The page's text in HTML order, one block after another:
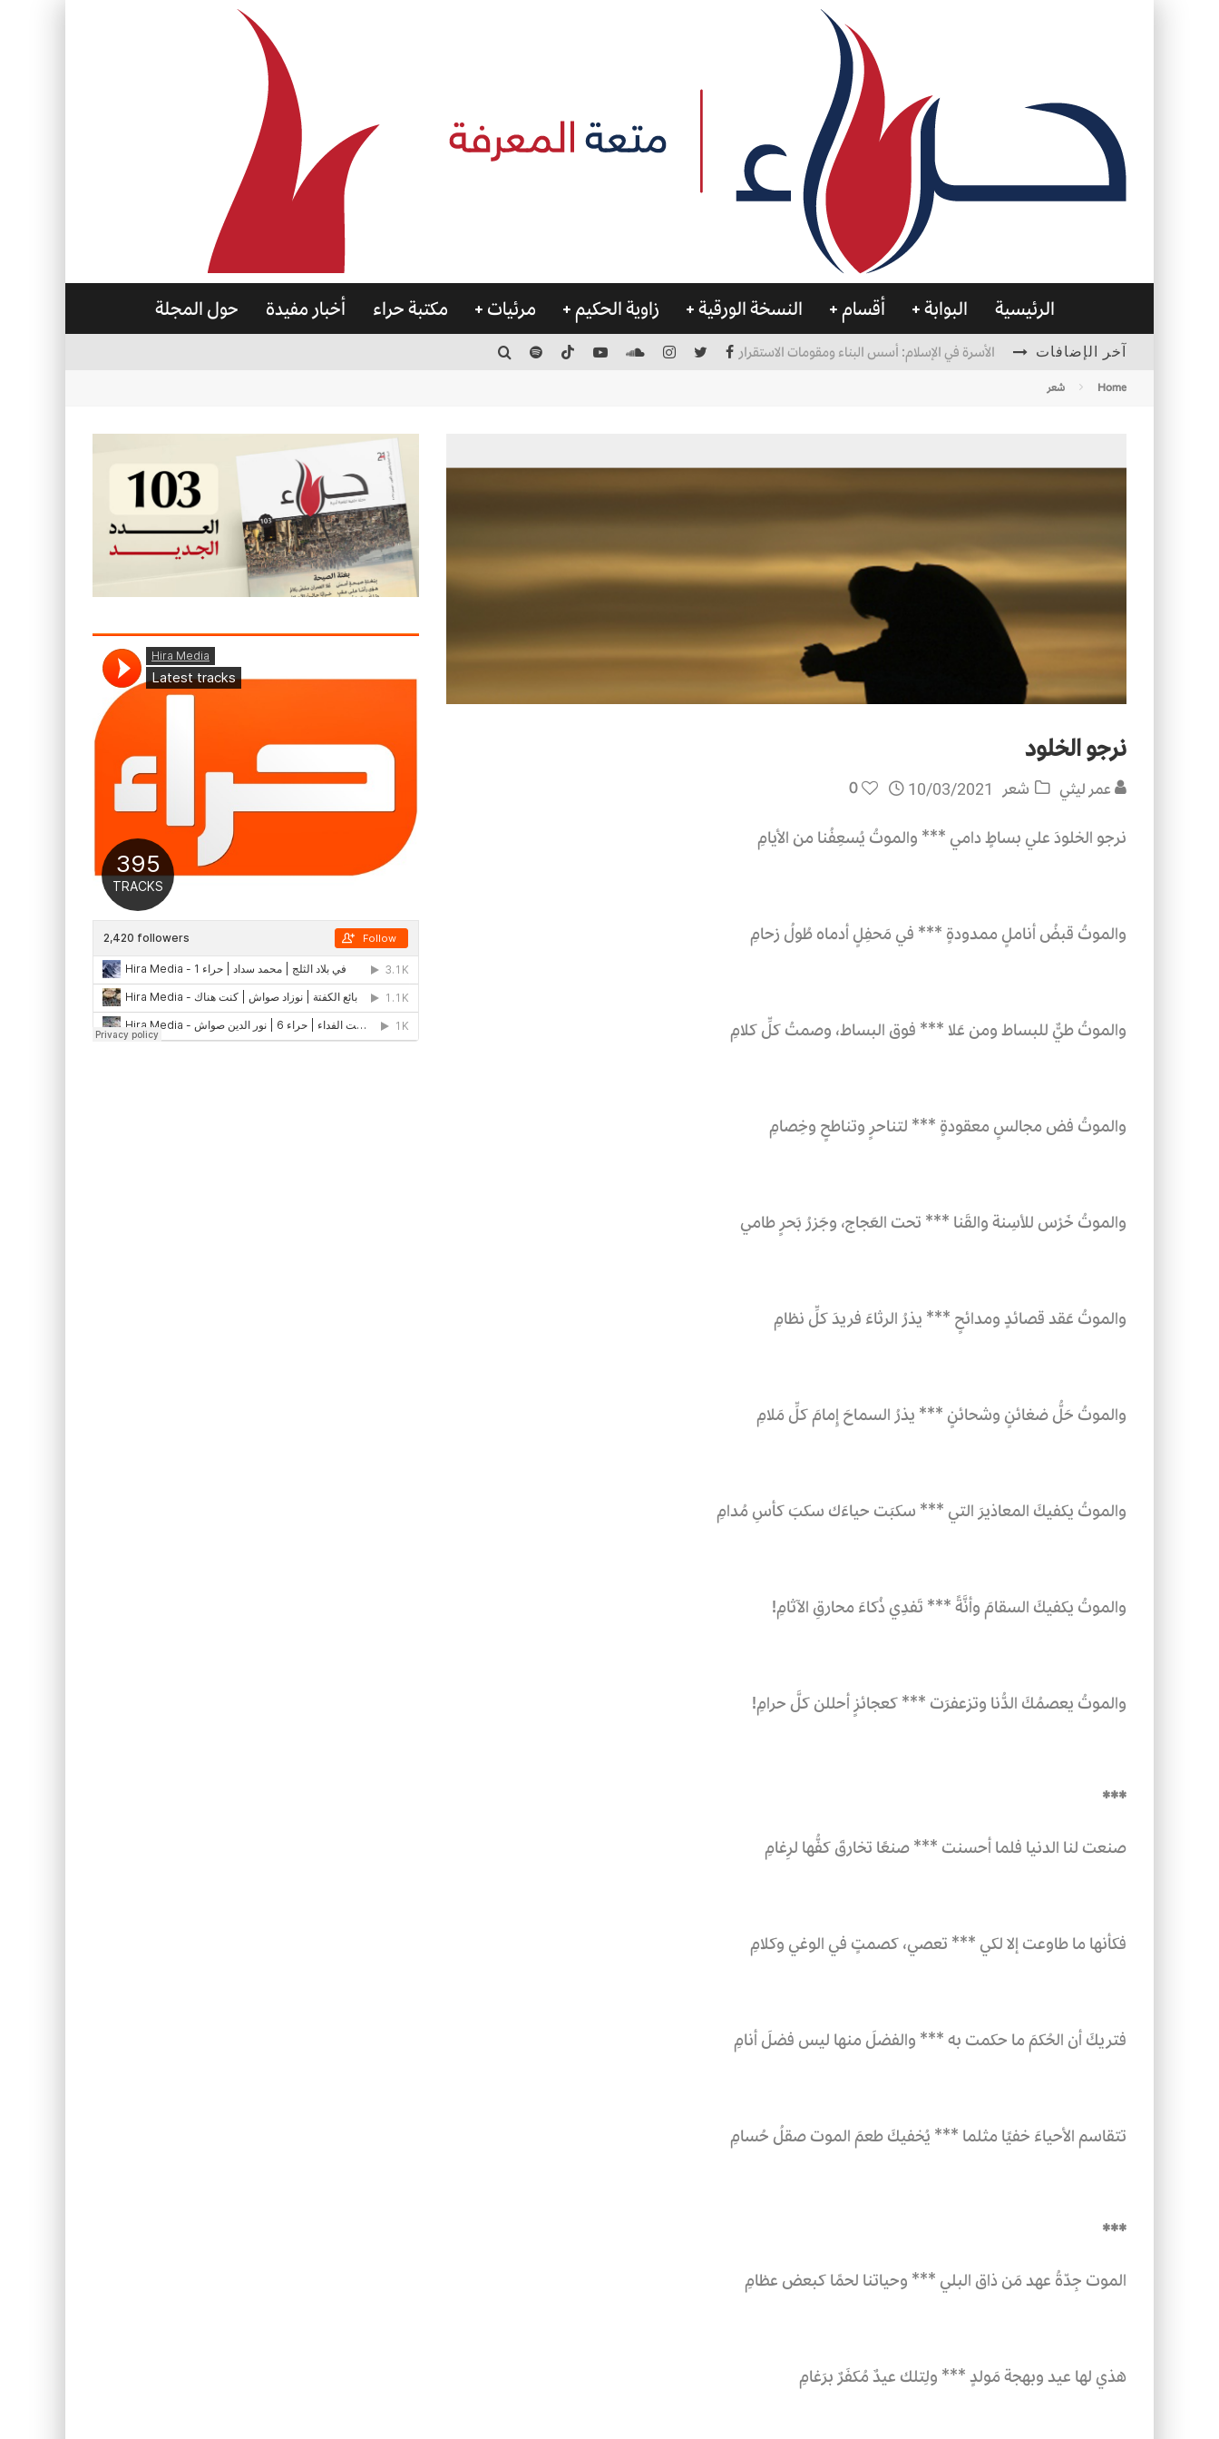
الرئيسية البوابة أقسام النسخة الورقية زاوية الحكيم مرئيات مكتبة حراء أخبار مفيدة حول المجلة
آخر الإضافات الأسرة في الإسلام: أسس البناء ومقومات الاستقرار
Home شعر
نرجو الخلود
عمر ليثي شعر 10/03/2021
0
نرجو الخلودَ علي بساطٍ دامي *** والموتُ يُسعِفُنا من الأيامِ
والموتُ قبضُ أناملٍ ممدودةٍ *** في مَحفِلٍ أدماه طُولُ زحامِ
والموتُ طيٌّ للبساط ومن عَلا *** فوق البساط، وصمتُ كلِّ كلامِ
والموتُ فض مجالسٍ معقودةٍ *** لتناحرٍ وتناطحٍ وخِصامِ
والموتُ خَرْس للأسِنة والقَنا *** تحت العَجاج، وجَزرُ بَحرٍ طامي
والموتُ عَقد قصائدٍ ومدائحٍ *** يذرُ الرثاءَ فريدَ كلِّ نظامِ
والموتُ حَلُّ ضغائنٍ وشحائنٍ *** يذرُ السماحَ إِمامَ كلِّ مَلامِ
والموتُ يكفيكَ المعاذيرَ التي *** سكبَت حياءَك سكبَ كأسِ مُدامِ
والموتُ يكفيكَ السقامَ وأنَّةً *** تَفدِي ذُكاءَ محارقِ الآثامِ!
والموتُ يعصمُكَ الدُّنا وتزعفرَت *** كعجائزٍ أحللن كلَّ حرامِ!
***
صنعت لنا الدنيا فلما أحسنت *** صنعًا تخارقَ كفُّها لرِغامِ
فكأنها ما طاوعت إلا لكي *** تعصي، كصمتٍ في الوغي وكلامِ
فتريكَ أن الحُكمَ ما حكمت به *** والفضلَ منها ليس فضلَ أنامِ
تتقاسم الأحياءَ خفيًا مثلما *** يُخفيكَ طعمَ الموت صقلُ حُسامِ
***
الموت جِدّةُ عهد مَن ذاق البلي *** وحياتنا لحمًا كبعض عظامِ
هذي لها عيد وبهجة مَولدٍ *** ولِتلك عيدٌ مُكفَرٌ برَغامِ